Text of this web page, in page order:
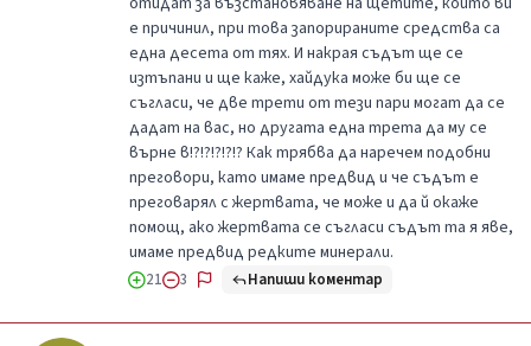
е причинил, при това запорираните средства са
една десета от тях. И накрая съдът ще се
изтъпани и ще каже, хайдука може би ще се
съгласи, че две трети от тези пари могат да се
дадат на вас, но другата една трета да му се
върне в!?!?!?!?!? Как трябва да наречем подобни
преговори, като имаме предвид и че съдът е
преговарял с жертвата, че може и да й окаже
помощ, ако жертвата се съгласи съдът та я яве,
имаме предвид редките минерали.
21 3 Напиши коментар